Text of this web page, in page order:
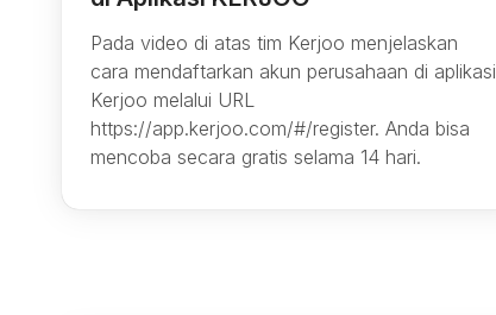
Pada video di atas tim Kerjoo menjelaskan
cara mendaftarkan akun perusahaan di aplikasi
Kerjoo melalui URL
https://app.kerjoo.com/#/register. Anda bisa
mencoba secara gratis selama 14 hari.